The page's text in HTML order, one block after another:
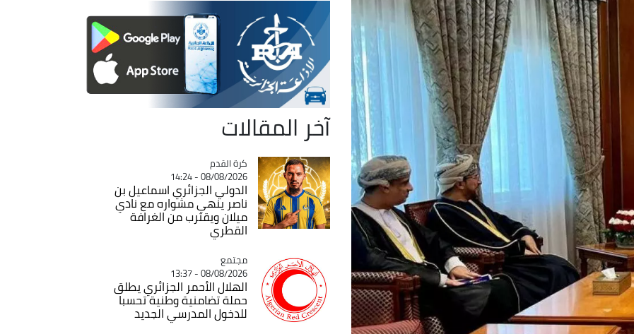
آخر المقالات
Catégorie
كرة القدم
08/08/2026 - 14:24
الدولي الجزائري اسماعيل بن
ناصر ينهي مشواره مع نادي
ميلان ويقترب من الغرافة
القطري
Catégorie
مجتمع
08/08/2026 - 13:37
الهلال الأحمر الجزائري يطلق
حملة تضامنية وطنية تحسبا
للدخول المدرسي الجديد